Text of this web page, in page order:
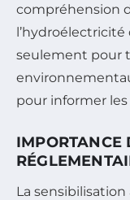
compréhension
seulement pour
pour informer
IMPORTANCE
La